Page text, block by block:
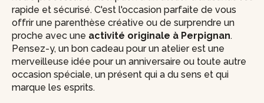
rapide et sécurisé. C'est l'occasion parfaite de vous
offrir une parenthèse créative ou de surprendre un
proche avec une activité originale à Perpignan.
Pensez-y, un bon cadeau pour un atelier est une
merveilleuse idée pour un anniversaire ou toute autre
occasion spéciale, un présent qui a du sens et qui
marque les esprits.